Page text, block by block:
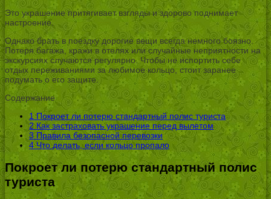
Это украшение притягивает взгляды и здорово поднимает
настроение.
Однако брать в поездку дорогие вещи всегда немного боязно.
Потеря багажа, кражи в отелях или случайные неприятности на
экскурсиях случаются регулярно. Чтобы не испортить себе
отдых переживаниями за любимое кольцо, стоит заранее
подумать о его защите.
Содержание
1Покроет ли потерю стандартный полис туриста
2Как застраховать украшение перед вылетом
3Правила безопасной перевозки
4Что делать, если кольцо пропало
Покроет ли потерю стандартный полис
туриста